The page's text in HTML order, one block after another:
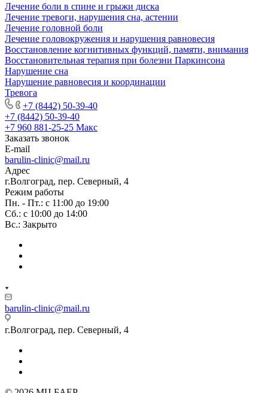
Лечение боли в спине и грыжи диска
Лечение тревоги, нарушения сна, астении
Лечение головной боли
Лечение головокружения и нарушения равновесия
Восстановление когнитивных функций, памяти, внимания
Восстановительная терапия при болезни Паркинсона
Нарушение сна
Нарушение равновесия и координации
Тревога
+7 (8442) 50-39-40
+7 (8442) 50-39-40
+7 960 881-25-25 Макс
Заказать звонок
E-mail
barulin-clinic@mail.ru
Адрес
г.Волгоград, пер. Северный, 4
Режим работы
Пн. - Пт.: с 11:00 до 19:00
Сб.: с 10:00 до 14:00
Вс.: Закрыто
barulin-clinic@mail.ru
г.Волгоград, пер. Северный, 4